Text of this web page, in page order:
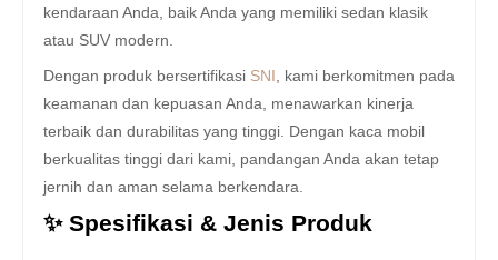
kendaraan Anda, baik Anda yang memiliki sedan klasik
atau SUV modern.
Dengan produk bersertifikasi SNI
, kami berkomitmen pada
keamanan dan kepuasan Anda, menawarkan kinerja
terbaik dan durabilitas yang tinggi. Dengan kaca mobil
berkualitas tinggi dari kami, pandangan Anda akan tetap
jernih dan aman selama berkendara.
✨ Spesifikasi & Jenis Produk